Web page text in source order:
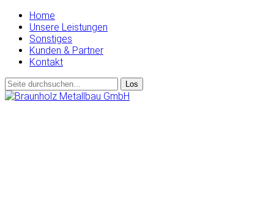
Home
Unsere Leistungen
Sonstiges
Kunden & Partner
Kontakt